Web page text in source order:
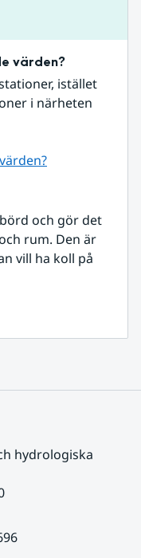
värden?
istället
i närheten
och gör det
rum. Den är
vill ha koll på
hydrologiska